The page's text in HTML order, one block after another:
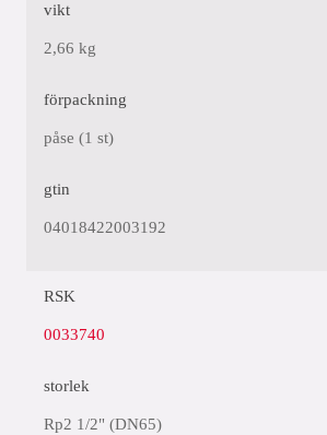
vikt
2,66 kg
förpackning
påse (1 st)
gtin
04018422003192
RSK
0033740
storlek
Rp2 1/2" (DN65)